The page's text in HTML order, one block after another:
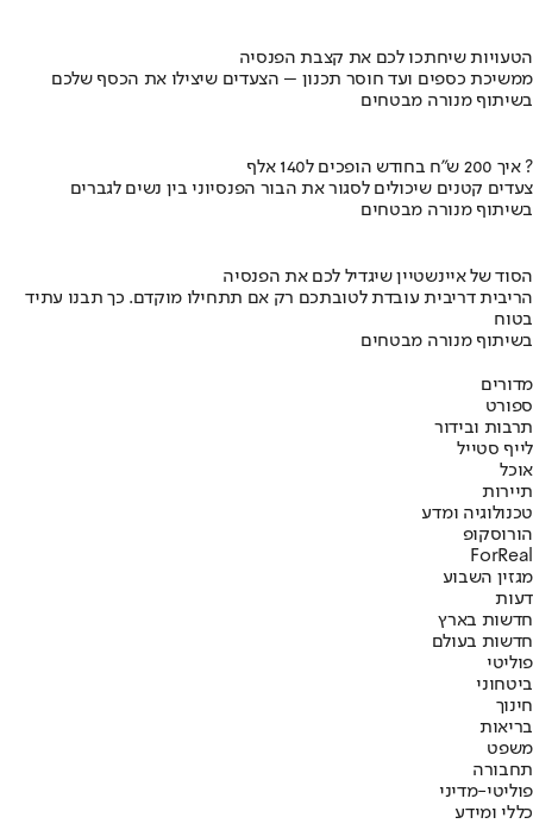
הטעויות שיחתכו לכם את קצבת הפנסיה
ממשיכת כספים ועד חוסר תכנון – הצעדים שיצילו את הכסף שלכם
בשיתוף מנורה מבטחים
איך 200 ש"ח בחודש הופכים ל140 אלף ?
צעדים קטנים שיכולים לסגור את הבור הפנסיוני בין נשים לגברים
בשיתוף מנורה מבטחים
הסוד של איינשטיין שיגדיל לכם את הפנסיה
הריבית דריבית עובדת לטובתכם רק אם תתחילו מוקדם. כך תבנו עתיד
בטוח
בשיתוף מנורה מבטחים
מדורים
ספורט
תרבות ובידור
לייף סטייל
אוכל
תיירות
טכנולוגיה ומדע
הורוסקופ
ForReal
מגזין השבוע
דעות
חדשות בארץ
חדשות בעולם
פוליטי
ביטחוני
חינוך
בריאות
משפט
תחבורה
פוליטי-מדיני
כללי ומידע